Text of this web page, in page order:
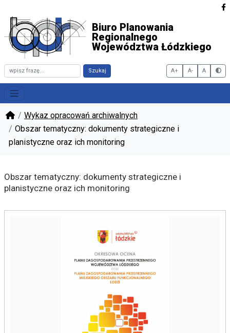
Biuro Planowania
Regionalnego
Województwa Łódzkiego
Szukaj A+ A-
A
Wykaz opracowań archiwalnych
Obszar tematyczny: dokumenty strategiczne i
planistyczne oraz ich monitoring
Obszar tematyczny: dokumenty strategiczne i
planistyczne oraz ich monitoring